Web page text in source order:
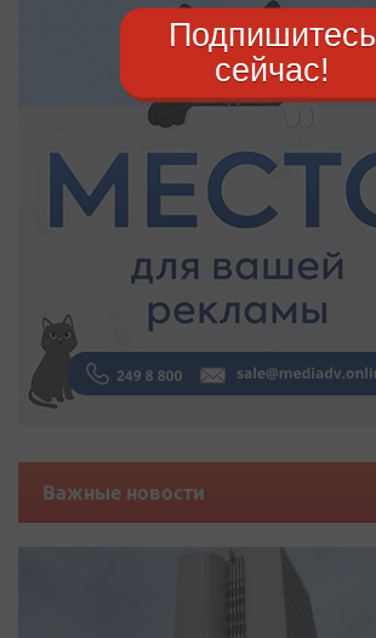
Важные новости
Подпишитесь
сейчас!